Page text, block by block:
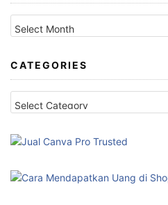
Archives
CATEGORIES
Categories